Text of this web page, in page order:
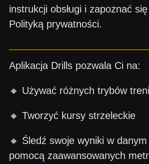
instrukcji obsługi i zapoznać
Polityką prywatności.
Aplikacja Drills pozwala Ci na:
🔸 Używać różnych trybów
🔸 Tworzyć kursy strzeleckie
🔸 Śledź swoje wyniki w
pomocą zaawansowanych